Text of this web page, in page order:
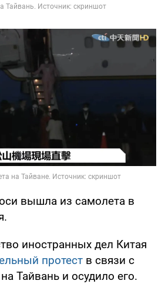
вышла из самолета в
иностранных дел Китая
протест в связи с
Тайвань и осудило его.